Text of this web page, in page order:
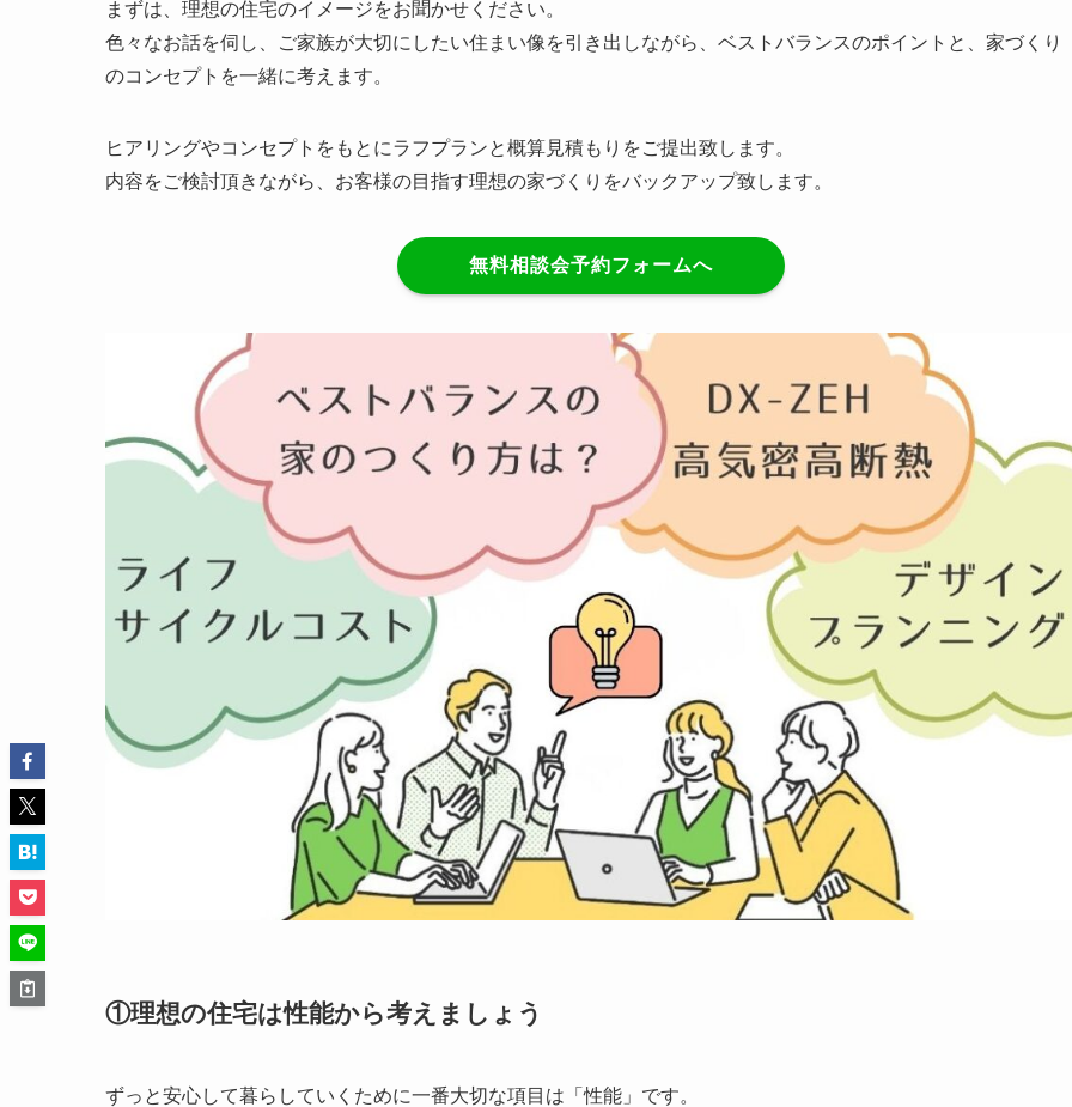
まずは、理想の住宅のイメージをお聞かせください。
色々なお話を伺し、ご家族が大切にしたい住まい像を引き出しながら、ベストバランスのポイントと、家づくり
のコンセプトを一緒に考えます。
ヒアリングやコンセプトをもとにラフプランと概算見積もりをご提出致します。
内容をご検討頂きながら、お客様の目指す理想の家づくりをバックアップ致します。
無料相談会予約フォームへ
①理想の住宅は性能から考えましょう
ずっと安心して暮らしていくために一番大切な項目は「性能」です。